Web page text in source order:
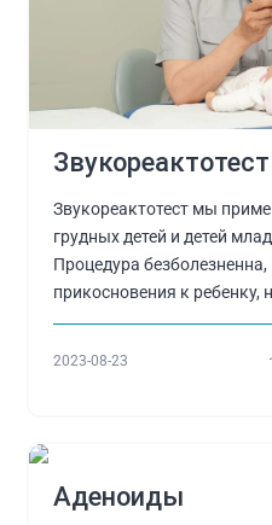
Звукореактотест
Звукореактотест мы
грудных детей и детей
Процедура
прикосновения к ребенку,
2023-08-23
Аденоиды